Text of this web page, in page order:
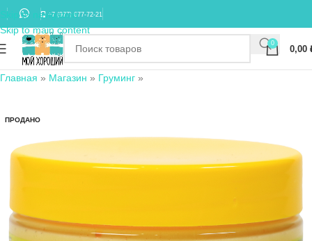
Skip to navigation
Skip to main content
+7 (977) 677-72-21
0
0,00
Главная » Магазин » Груминг »
ПРОДАНО